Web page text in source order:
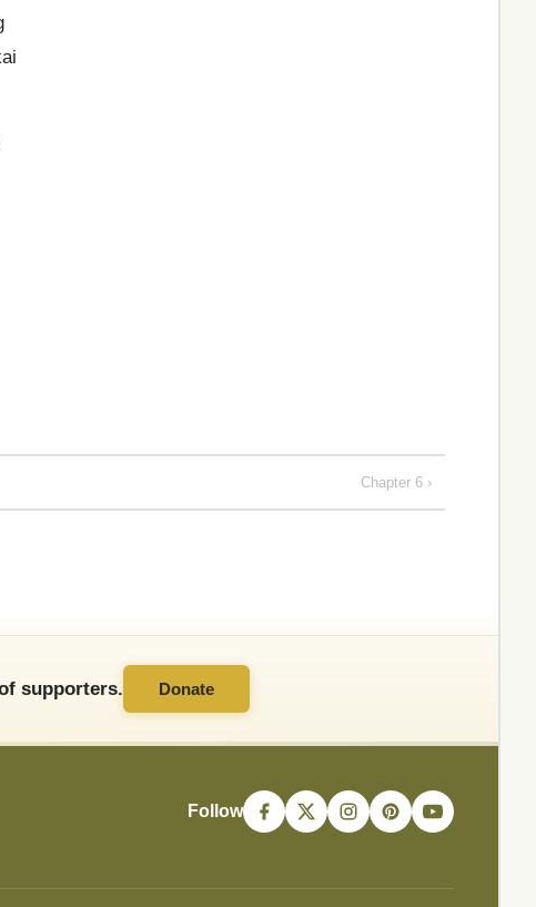
Chapter 6 ›
supporters. Donate
Follow